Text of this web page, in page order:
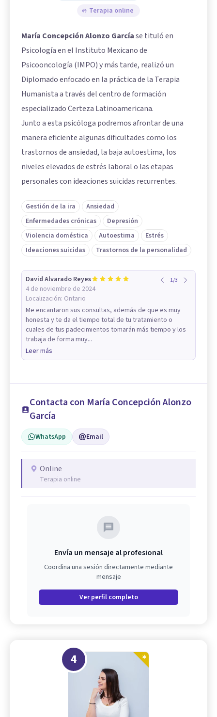
Terapia online
María Concepción Alonzo Garcíase tituló en
Psicología en el Instituto Mexicano de
Psicooncología (IMPO) y más tarde, realizó un
Diplomado enfocado en la práctica de la Terapia
Humanista a través del centro de formación
especializado Certeza Latinoamericana.
Junto a esta psicóloga podremos afrontar de una
manera eficiente algunas dificultades como los
trastornos de ansiedad, la baja autoestima, los
niveles elevados de estrés laboral o las etapas
personales con ideaciones suicidas recurrentes.
Gestión de la ira
Ansiedad
Enfermedades crónicas
Depresión
Violencia doméstica
Autoestima
Estrés
Ideaciones suicidas
Trastornos de la personalidad
David Alvarado Reyes
4 de noviembre de 2024
Localización: Ontario
1/3
Me encantaron sus consultas, además de que es muy
honesta y te da el tiempo total de tu tratamiento o
cuales de tus padecimientos tomarán más tiempo y los
trabaja de forma muy...
Leer más
Contacta con María Concepción Alonzo
García
WhatsApp Email
Online
Terapia online
Envía un mensaje al profesional
Coordina una sesión directamente mediante
mensaje
Ver perfil completo
4